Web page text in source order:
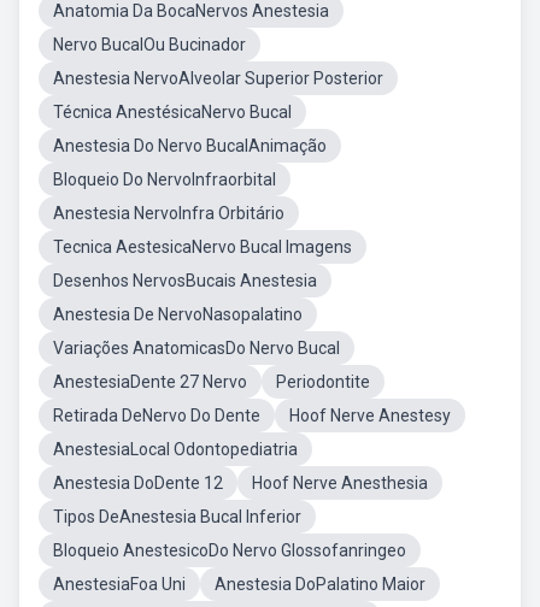
Anatomia Da BocaNervos Anestesia
Nervo BucalOu Bucinador
Anestesia NervoAlveolar Superior Posterior
Técnica AnestésicaNervo Bucal
Anestesia Do Nervo BucalAnimação
Bloqueio Do NervoInfraorbital
Anestesia NervoInfra Orbitário
Tecnica AestesicaNervo Bucal Imagens
Desenhos NervosBucais Anestesia
Anestesia De NervoNasopalatino
Variações AnatomicasDo Nervo Bucal
AnestesiaDente 27 Nervo
Periodontite
Retirada DeNervo Do Dente
Hoof Nerve Anestesy
AnestesiaLocal Odontopediatria
Anestesia DoDente 12
Hoof Nerve Anesthesia
Tipos DeAnestesia Bucal Inferior
Bloqueio AnestesicoDo Nervo Glossofanringeo
AnestesiaFoa Uni
Anestesia DoPalatino Maior